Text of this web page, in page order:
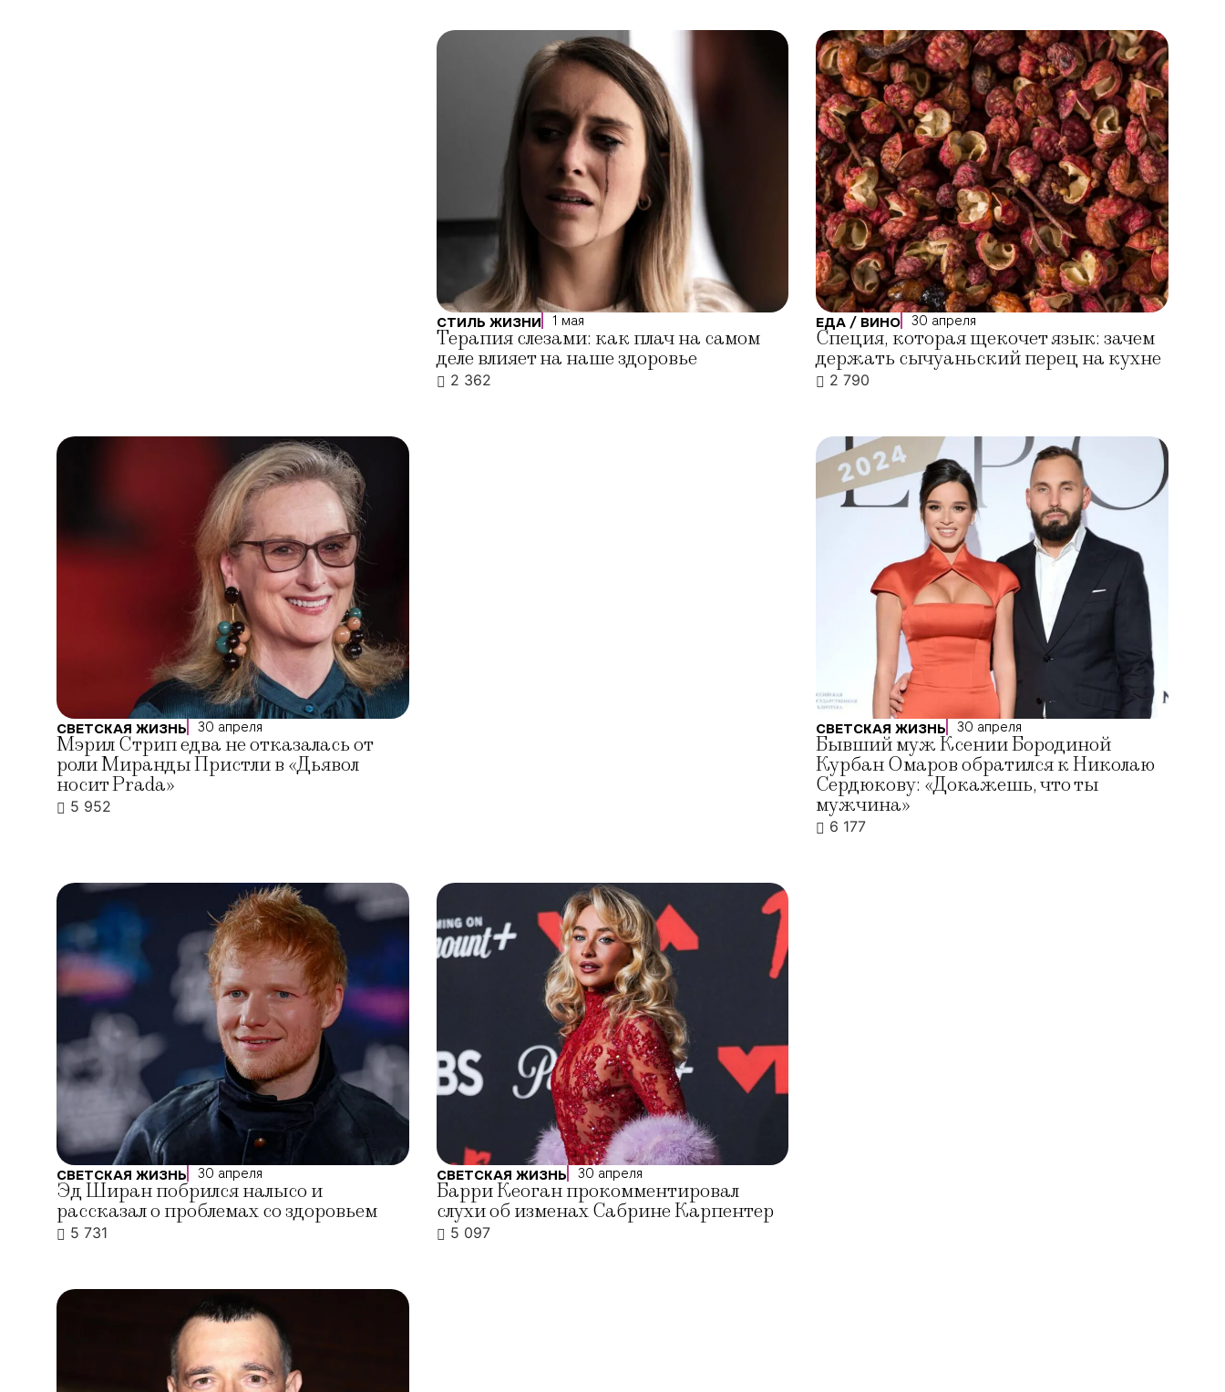
СТИЛЬ ЖИЗНИ 1 мая
Терапия слезами: как плач на самом
деле влияет на наше здоровье
2 362
ЕДА / ВИНО 30 апреля
Специя, которая щекочет язык: зачем
держать сычуаньский перец на кухне
2 790
СВЕТСКАЯ ЖИЗНЬ 30 апреля
Мэрил Стрип едва не отказалась от
роли Миранды Пристли в «Дьявол
носит Prada»
5 952
СВЕТСКАЯ ЖИЗНЬ 30 апреля
Бывший муж Ксении Бородиной
Курбан Омаров обратился к Николаю
Сердюкову: «Докажешь, что ты
мужчина»
6 177
СВЕТСКАЯ ЖИЗНЬ 30 апреля
Эд Ширан побрился налысо и
рассказал о проблемах со здоровьем
5 731
СВЕТСКАЯ ЖИЗНЬ 30 апреля
Барри Кеоган прокомментировал
слухи об изменах Сабрине Карпентер
5 097